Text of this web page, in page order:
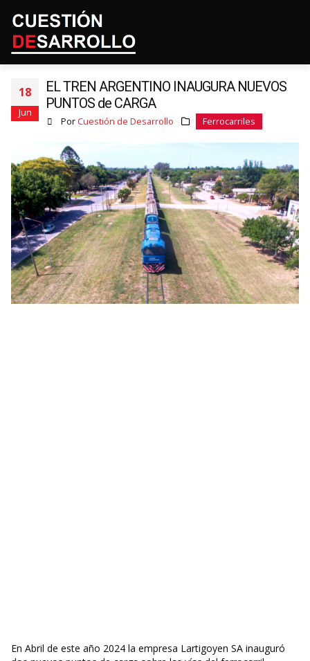
18
Jun
EL TREN ARGENTINO INAUGURA NUEVOS
PUNTOS de CARGA
Por Cuestión de Desarrollo Ferrocarriles
En Abril de este año 2024 la empresa Lartigoyen SA inauguró